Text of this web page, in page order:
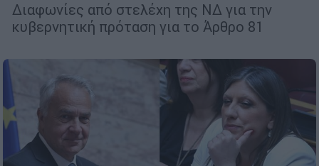
Διαφωνίες από στελέχη της ΝΔ για την
κυβερνητική πρόταση για το Άρθρο 81